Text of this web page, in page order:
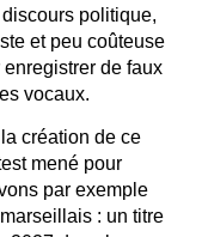
politique,
et peu coûteuse
de faux
vocaux.
création de ce
mené pour
par exemple
: un titre